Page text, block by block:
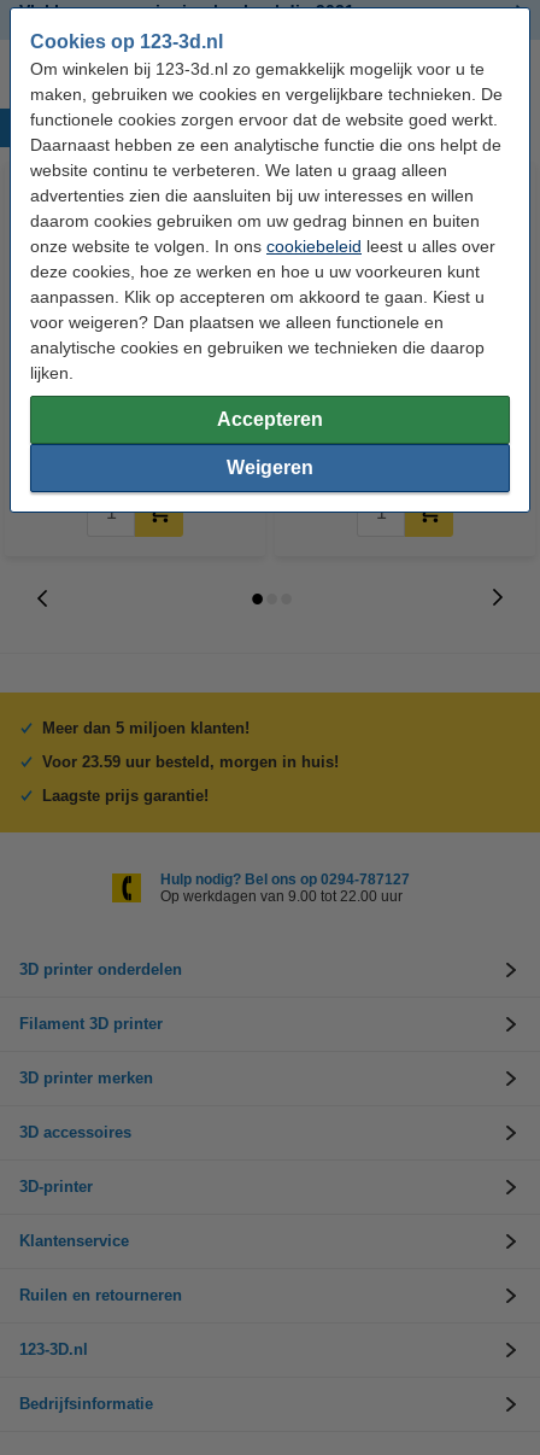
Cookies op 123-3d.nl
Om winkelen bij 123-3d.nl zo gemakkelijk mogelijk voor u te
maken, gebruiken we cookies en vergelijkbare technieken. De
functionele cookies zorgen ervoor dat de website goed werkt.
Daarnaast hebben ze een analytische functie die ons helpt de
website continu te verbeteren. We laten u graag alleen
advertenties zien die aansluiten bij uw interesses en willen
daarom cookies gebruiken om uw gedrag binnen en buiten
onze website te volgen. In ons cookiebeleid leest u alles over
deze cookies, hoe ze werken en hoe u uw voorkeuren kunt
aanpassen. Klik op accepteren om akkoord te gaan. Kiest u
voor weigeren? Dan plaatsen we alleen functionele en
analytische cookies en gebruiken we technieken die daarop
lijken.
Accepteren
Weigeren
Vlakke carrosserie-ring | nylon | din 9021
Populaire producten
Heated bed klemmen (set van 4)
€ 6,50 Incl. 21% BTW
Super Lube
€ 7,50 Incl. 21% BTW
Meer dan 5 miljoen klanten!
Voor 23.59 uur besteld, morgen in huis!
Laagste prijs garantie!
Hulp nodig? Bel ons op 0294-787127
Op werkdagen van 9.00 tot 22.00 uur
3D printer onderdelen
Filament 3D printer
3D printer merken
3D accessoires
3D-printer
Klantenservice
Ruilen en retourneren
123-3D.nl
Bedrijfsinformatie